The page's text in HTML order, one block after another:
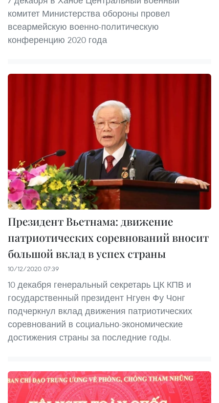
комитет Министерства обороны провел
всеармейскую военно-политическую
конференцию 2020 года
Президент Вьетнама: движение
патриотических соревнований вносит
большой вклад в успех страны
10/12/2020 07:39
10 декабря генеральный секретарь ЦК КПВ и
государственный президент Нгуен Фу Чонг
подчеркнул вклад движения патриотических
соревнований в социально-экономические
достижения страны за последние годы.